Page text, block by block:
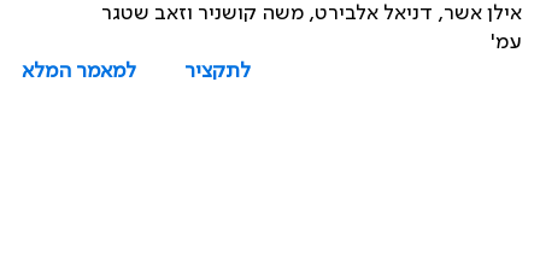
אילן אשר, דניאל אלבירט, משה קושניר וזאב שטגר
עמ'
לתקציר
למאמר המלא